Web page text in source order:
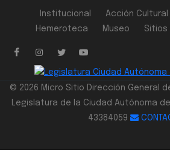
Institucional Acción Cultural
Hemeroteca
Museo Sitios
© 2026 Micro Sitio Dirección General
Legislatura de la Ciudad Autónoma de
43384059